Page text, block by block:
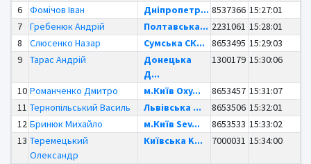
6
Фомічов Іван Дніпропетр... 8537366 15:27:01
7
Гребенюк Андрій Полтавська... 2231061 15:28:01
8
Слюсенко Назар Сумська СК... 8653495 15:29:03
9
Тарас Андрій
Донецька
Д...
1300179 15:30:06
10 Романченко Дмитро м.Київ Oxy... 8653457 15:31:07
11 Тернопільський Василь Львівська ... 8653506 15:32:01
12 Бринюк Михайло м.Київ Sev... 8653533 15:33:02
13 Теремецький
Олександр
Київська K... 7000031 15:34:00